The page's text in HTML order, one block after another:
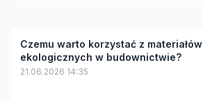
Czemu warto korzystać z materiałów
ekologicznych w budownictwie?
21.06.2026 14:35